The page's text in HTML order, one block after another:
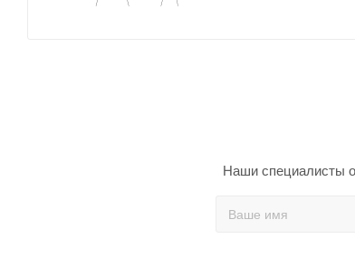
Наши специалисты